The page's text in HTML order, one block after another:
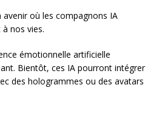
où les compagnons IA
nos vies.
émotionnelle artificielle
Bientôt, ces IA pourront intégrer
des hologrammes ou des avatars